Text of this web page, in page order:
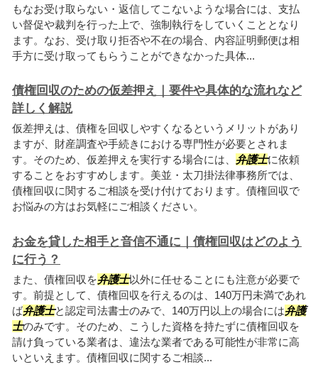
もなお受け取らない・返信してこないような場合には、支払
い督促や裁判を行った上で、強制執行をしていくこととなり
ます。なお、受け取り拒否や不在の場合、内容証明郵便は相
手方に受け取ってもらうことができなかった具体...
債権回収のための仮差押え｜要件や具体的な流れなど
詳しく解説
仮差押えは、債権を回収しやすくなるというメリットがあり
ますが、財産調査や手続きにおける専門性が必要とされま
す。そのため、仮差押えを実行する場合には、 弁護士に依頼
することをおすすめします。美並・太刀掛法律事務所では、
債権回収に関するご相談を受け付けております。債権回収で
お悩みの方はお気軽にご相談ください。
お金を貸した相手と音信不通に｜債権回収はどのよう
に行う？
また、債権回収を弁護士以外に任せることにも注意が必要で
す。前提として、債権回収を行えるのは、140万円未満であれ
ば弁護士と認定司法書士のみで、140万円以上の場合には弁護
士のみです。そのため、こうした資格を持たずに債権回収を
請け負っている業者は、違法な業者である可能性が非常に高
いといえます。債権回収に関するご相談...